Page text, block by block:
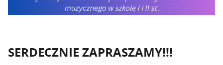
SERDECZNIE ZAPRASZAMY!!!